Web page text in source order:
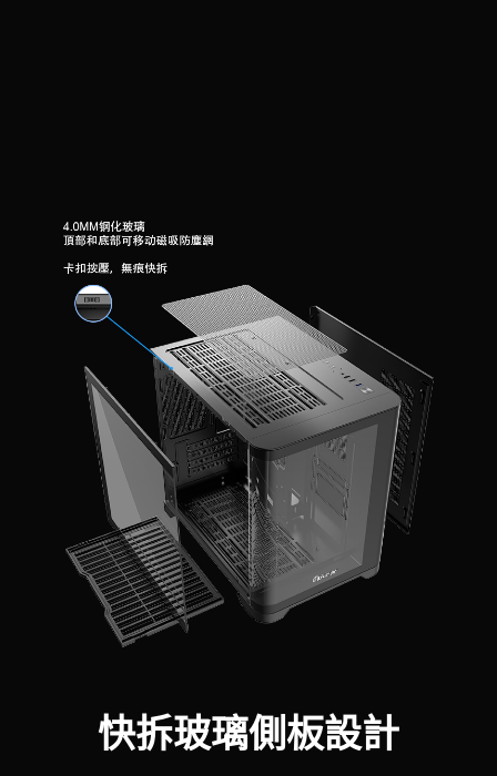
快拆玻璃側板設計